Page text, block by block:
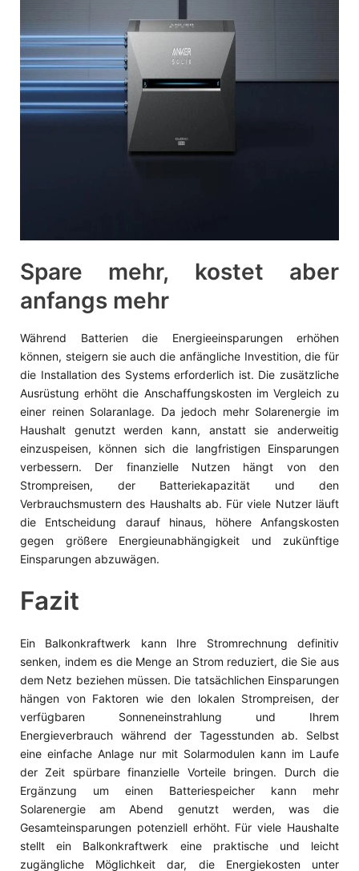
Spare mehr, kostet aber
anfangs mehr
Während Batterien die Energieeinsparungen erhöhen
können, steigern sie auch die anfängliche Investition, die für
die Installation des Systems erforderlich ist. Die zusätzliche
Ausrüstung erhöht die Anschaffungskosten im Vergleich zu
einer reinen Solaranlage. Da jedoch mehr Solarenergie im
Haushalt genutzt werden kann, anstatt sie anderweitig
einzuspeisen, können sich die langfristigen Einsparungen
verbessern. Der finanzielle Nutzen hängt von den
Strompreisen, der Batteriekapazität und den
Verbrauchsmustern des Haushalts ab. Für viele Nutzer läuft
die Entscheidung darauf hinaus, höhere Anfangskosten
gegen größere Energieunabhängigkeit und zukünftige
Einsparungen abzuwägen.
Fazit
Ein Balkonkraftwerk kann Ihre Stromrechnung definitiv
senken, indem es die Menge an Strom reduziert, die Sie aus
dem Netz beziehen müssen. Die tatsächlichen Einsparungen
hängen von Faktoren wie den lokalen Strompreisen, der
verfügbaren Sonneneinstrahlung und Ihrem
Energieverbrauch während der Tagesstunden ab. Selbst
eine einfache Anlage nur mit Solarmodulen kann im Laufe
der Zeit spürbare finanzielle Vorteile bringen. Durch die
Ergänzung um einen Batteriespeicher kann mehr
Solarenergie am Abend genutzt werden, was die
Gesamteinsparungen potenziell erhöht. Für viele Haushalte
stellt ein Balkonkraftwerk eine praktische und leicht
zugängliche Möglichkeit dar, die Energiekosten unter